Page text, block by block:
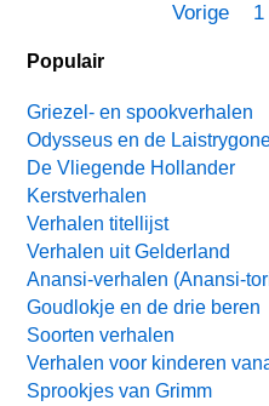
Vorige 1
Populair
Griezel- en spookverhalen
Odysseus en de
De Vliegende Hollander
Kerstverhalen
Verhalen titellijst
Verhalen uit Gelderland
Anansi-verhalen (Anansi-
Goudlokje en de drie beren
Soorten verhalen
Verhalen voor kinderen
Sprookjes van Grimm